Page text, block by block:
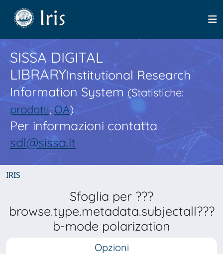
SISSA DIGITAL
LIBRARYInstitutional Research
Information System(Statistiche:
prodotti,OA)
Per informazioni contatta
sdl@sissa.it
IRIS
Sfoglia per ???
browse.type.metadata.subjectall???
b-mode polarization
Opzioni